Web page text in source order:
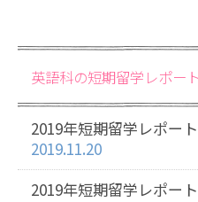
英語科の短期留学レポート
2019年短期留学レポート
2019.11.20
2019年短期留学レポート